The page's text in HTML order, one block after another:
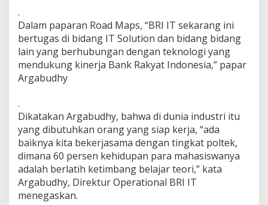
o
l
i
n
e
.
Dalam paparan Road Maps, “BRI IT sekarang ini
bertugas di bidang IT Solution dan bidang bidang
lain yang berhubungan dengan teknologi yang
mendukung kinerja Bank Rakyat Indonesia,” papar
Argabudhy
.
Dikatakan Argabudhy, bahwa di dunia industri itu
yang dibutuhkan orang yang siap kerja, “ada
baiknya kita bekerjasama dengan tingkat poltek,
dimana 60 persen kehidupan para mahasiswanya
adalah berlatih ketimbang belajar teori,” kata
Argabudhy, Direktur Operational BRI IT
menegaskan.